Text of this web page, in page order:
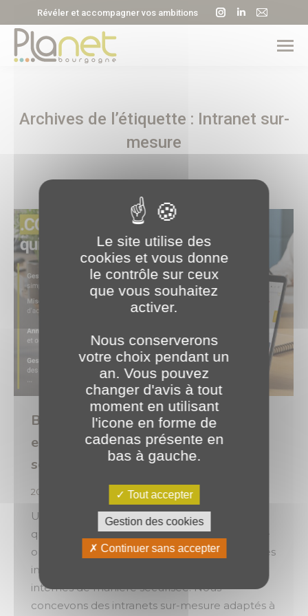
Révéler et accompagner vos ambitions
La
page
Instagram
nouvelle
La
page
LinkedIn
nouvelle
La
page
E-
une
Archives de l’étiquette : Intranet sur-
mesure
Boostez la performance de votre
entreprise avec un intranet privé et
sécurisé !
2025 Paro.brotel 21 janvier 2025
Un intranet est un réseau informatique privé
qui permet aux employés ou membres d’une
organisation de communiquer, d’échanger des
informations et d’accéder à des ressources
internes de manière sécurisée. Nous
concevons des intranets sur-mesure adaptés à
Le site utilise des
cookies et vous donne
le contrôle sur ceux
que vous souhaitez
activer.
Nous conserverons
votre choix pendant un
an. Vous pouvez
changer d'avis à tout
moment en utilisant
l'icone en forme de
cadenas présente en
bas à gauche.
Tout accepter
Gestion des cookies
Continuer sans accepter